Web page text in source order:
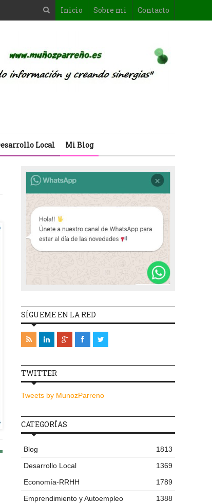
Inicio Sobre mi Contacto
Local Mi Blog
SÍGUEME EN LA RED
TWITTER
Tweets by MunozParreno
CATEGORÍAS
Blog
1813
Desarrollo Local
1369
Economía-RRHH
1789
Emprendimiento y Autoempleo
1388